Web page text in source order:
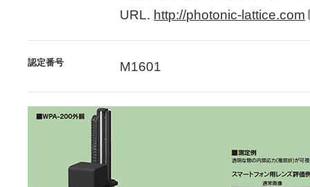
URL. http://photonic-lattice.com
認定番号 M1601